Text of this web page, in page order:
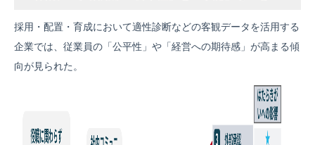
採用・配置・育成において適性診断などの客観データを活用する
企業では、従業員の「公平性」や「経営への期待感」が高まる傾
向が見られた。